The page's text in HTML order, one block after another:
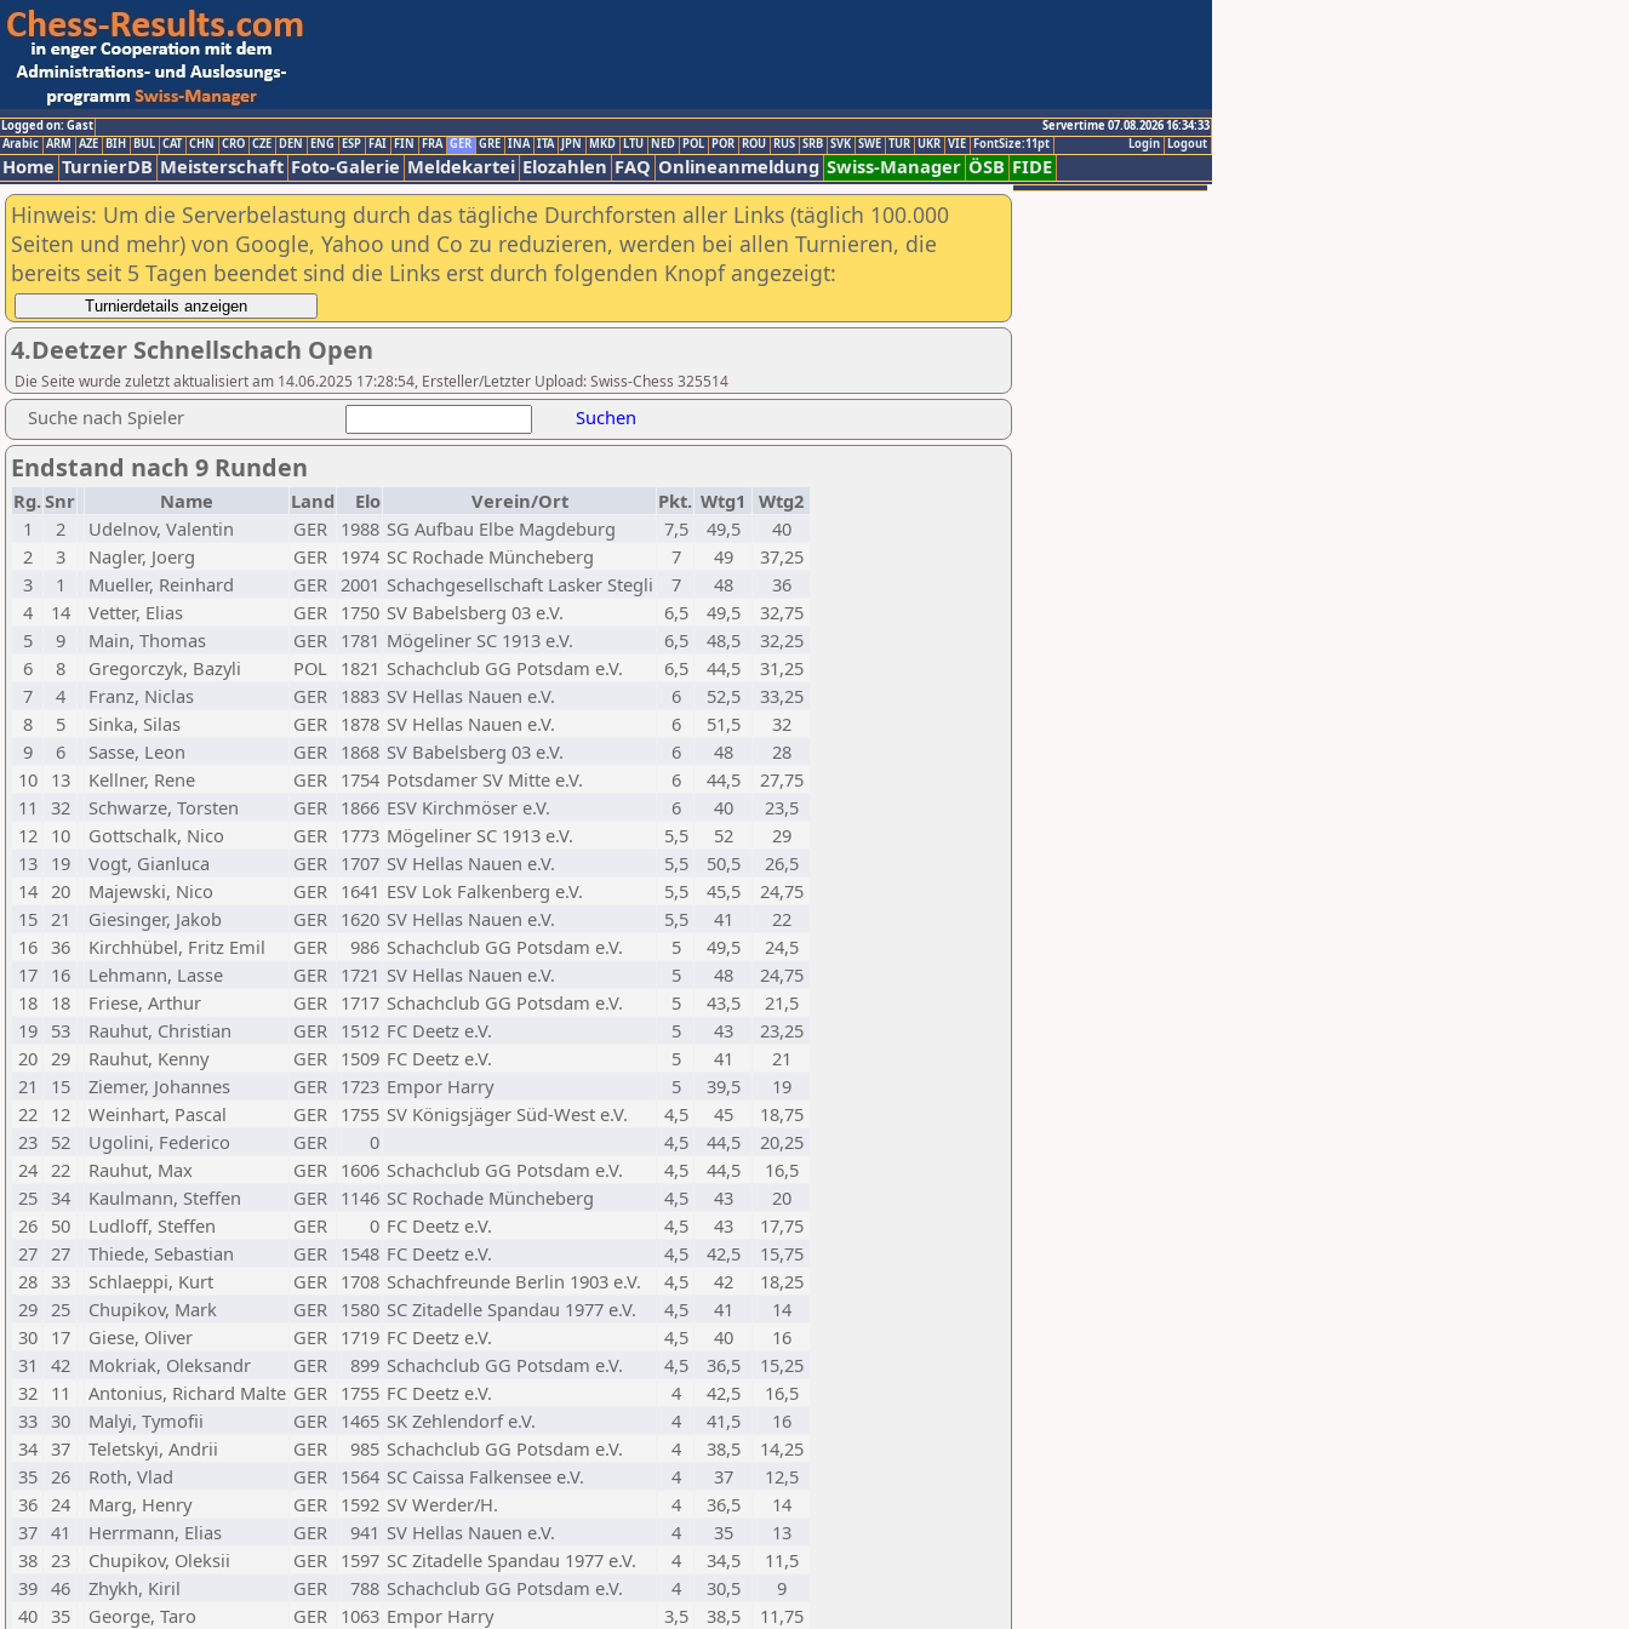
Logged on: Gast
Servertime 07.08.2026 16:34:33
Logout
Login
Arabic ARM AZE BIH BUL CAT CHN CRO CZE DEN ENG ESP FAI FIN FRA GER GRE INA ITA JPN MKD LTU NED POL POR ROU RUS SRB SVK SWE TUR UKR VIE FontSize:11pt
Home TurnierDB Meisterschaft Foto-Galerie Meldekartei Elozahlen FAQ Onlineanmeldung Swiss-Manager ÖSB FIDE
Hinweis: Um die Serverbelastung durch das tägliche Durchforsten aller Links (täglich 100.000
Seiten und mehr) von Google, Yahoo und Co zu reduzieren, werden bei allen Turnieren, die
bereits seit 5 Tagen beendet sind die Links erst durch folgenden Knopf angezeigt:
4.Deetzer Schnellschach Open
Die Seite wurde zuletzt aktualisiert am 14.06.2025 17:28:54, Ersteller/Letzter Upload: Swiss-Chess 325514
Suche nach Spieler Suchen
Endstand nach 9 Runden
Rg.Snr Name Land Elo Verein/Ort Pkt. Wtg1
Wtg2
1
2 Udelnov, Valentin GER 1988 SG Aufbau Elbe Magdeburg 7,5 49,5
40
2
3 Nagler, Joerg GER 1974 SC Rochade Müncheberg 7 49
37,25
3
1 Mueller, Reinhard GER 2001 Schachgesellschaft Lasker Stegli 7 48
36
4
14 Vetter, Elias GER 1750 SV Babelsberg 03 e.V. 6,5 49,5
32,75
5
9 Main, Thomas GER 1781 Mögeliner SC 1913 e.V. 6,5 48,5
32,25
6
8 Gregorczyk, Bazyli POL 1821 Schachclub GG Potsdam e.V. 6,5 44,5
31,25
7
4 Franz, Niclas GER 1883 SV Hellas Nauen e.V. 6 52,5
33,25
8
5 Sinka, Silas GER 1878 SV Hellas Nauen e.V. 6 51,5
32
9
6 Sasse, Leon GER 1868 SV Babelsberg 03 e.V. 6 48
28
10 13 Kellner, Rene GER 1754 Potsdamer SV Mitte e.V. 6 44,5
27,75
11
32 Schwarze, Torsten GER 1866 ESV Kirchmöser e.V. 6 40
23,5
12 10 Gottschalk, Nico GER 1773 Mögeliner SC 1913 e.V. 5,5 52
29
13 19 Vogt, Gianluca GER 1707 SV Hellas Nauen e.V. 5,5 50,5
26,5
14 20 Majewski, Nico GER 1641 ESV Lok Falkenberg e.V. 5,5 45,5
24,75
15 21 Giesinger, Jakob GER 1620 SV Hellas Nauen e.V. 5,5 41
22
16 36 Kirchhübel, Fritz Emil GER 986 Schachclub GG Potsdam e.V. 5 49,5
24,5
17 16 Lehmann, Lasse GER 1721 SV Hellas Nauen e.V. 5 48
24,75
18 18 Friese, Arthur GER 1717 Schachclub GG Potsdam e.V. 5 43,5
21,5
19 53 Rauhut, Christian GER 1512 FC Deetz e.V. 5 43
23,25
20 29 Rauhut, Kenny GER 1509 FC Deetz e.V. 5 41
21
21
15 Ziemer, Johannes GER 1723 Empor Harry 5 39,5
19
22 12 Weinhart, Pascal GER 1755 SV Königsjäger Süd-West e.V. 4,5 45
18,75
23 52 Ugolini, Federico GER 0 4,5 44,5
20,25
24 22 Rauhut, Max GER 1606 Schachclub GG Potsdam e.V. 4,5 44,5
16,5
25 34 Kaulmann, Steffen GER 1146 SC Rochade Müncheberg 4,5 43
20
26 50 Ludloff, Steffen GER 0 FC Deetz e.V. 4,5 43
17,75
27 27 Thiede, Sebastian GER 1548 FC Deetz e.V. 4,5 42,5
15,75
28 33 Schlaeppi, Kurt GER 1708 Schachfreunde Berlin 1903 e.V. 4,5 42
18,25
29 25 Chupikov, Mark GER 1580 SC Zitadelle Spandau 1977 e.V. 4,5 41
14
30 17 Giese, Oliver GER 1719 FC Deetz e.V. 4,5 40
16
31
42 Mokriak, Oleksandr GER 899 Schachclub GG Potsdam e.V. 4,5 36,5
15,25
32 11 Antonius, Richard Malte GER 1755 FC Deetz e.V. 4 42,5
16,5
33 30 Malyi, Tymofii GER 1465 SK Zehlendorf e.V. 4 41,5
16
34 37 Teletskyi, Andrii GER 985 Schachclub GG Potsdam e.V. 4 38,5
14,25
35 26 Roth, Vlad GER 1564 SC Caissa Falkensee e.V. 4 37
12,5
36 24 Marg, Henry GER 1592 SV Werder/H. 4 36,5
14
37 41 Herrmann, Elias GER 941 SV Hellas Nauen e.V. 4 35
13
38 23 Chupikov, Oleksii GER 1597 SC Zitadelle Spandau 1977 e.V. 4 34,5
11,5
39 46 Zhykh, Kiril GER 788 Schachclub GG Potsdam e.V. 4 30,5
9
40 35 George, Taro GER 1063 Empor Harry 3,5 38,5 11,75